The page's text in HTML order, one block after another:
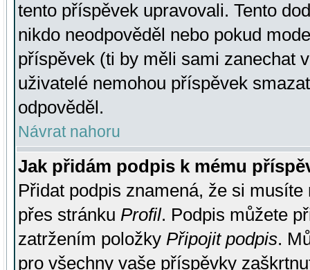
tento příspěvek upravovali. Tento
nikdo neodpověděl nebo pokud
příspěvek (ti by měli sami zanechat
uživatelé nemohou příspěvek
odpověděl.
Návrat nahoru
Jak přidám podpis k mému
Přidat podpis znamená, že si
přes stránku Profil. Podpis můžete
zatržením položky Připojit podpis.
pro všechny vaše příspěvky